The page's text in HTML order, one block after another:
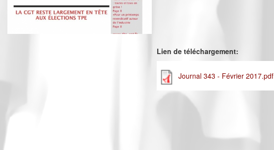
Lien de téléchargement:
Journal 343 - Février 2017.pdf